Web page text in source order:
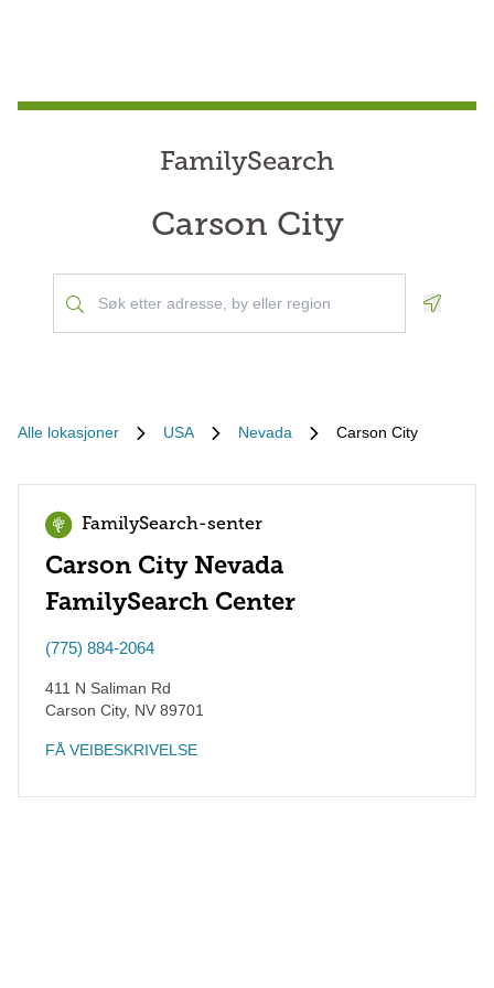
FamilySearch
Carson City
Alle lokasjoner USA Nevada Carson City
FamilySearch-senter
Carson City Nevada
FamilySearch Center
(775) 884-2064
411 N Saliman Rd
Carson City, NV 89701
FÅ VEIBESKRIVELSE